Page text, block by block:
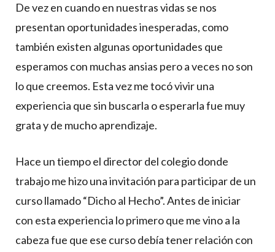
De vez en cuando en nuestras vidas se nos
presentan oportunidades inesperadas, como
también existen algunas oportunidades que
esperamos con muchas ansias pero a veces no son
lo que creemos. Esta vez me tocó vivir una
experiencia que sin buscarla o esperarla fue muy
grata y de mucho aprendizaje.
Hace un tiempo el director del colegio donde
trabajo me hizo una invitación para participar de un
curso llamado “Dicho al Hecho”. Antes de iniciar
con esta experiencia lo primero que me vino a la
cabeza fue que ese curso debía tener relación con